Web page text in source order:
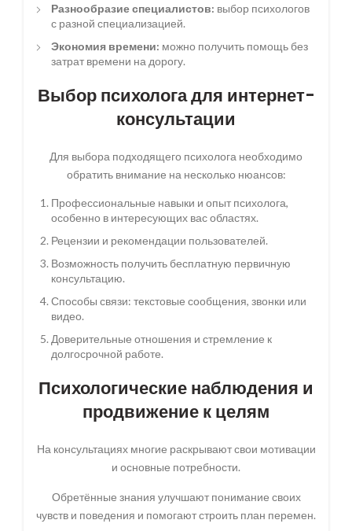
Разнообразие специалистов: выбор психологов
с разной специализацией.
Экономия времени: можно получить помощь без
затрат времени на дорогу.
Выбор психолога для интернет-
консультации
Для выбора подходящего психолога необходимо
обратить внимание на несколько нюансов:
Профессиональные навыки и опыт психолога,
особенно в интересующих вас областях.
Рецензии и рекомендации пользователей.
Возможность получить бесплатную первичную
консультацию.
Способы связи: текстовые сообщения, звонки или
видео.
Доверительные отношения и стремление к
долгосрочной работе.
Психологические наблюдения и
продвижение к целям
На консультациях многие раскрывают свои мотивации
и основные потребности.
Обретённые знания улучшают понимание своих
чувств и поведения и помогают строить план перемен.